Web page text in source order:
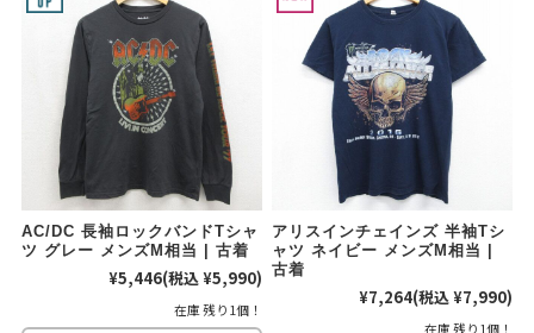
AC/DC 長袖ロックバンドTシャ
ツ グレー メンズM相当 | 古着
¥5,446(税込 ¥5,990)
在庫 残り1個！
アリスインチェインズ 半袖Tシ
ャツ ネイビー メンズM相当 |
古着
¥7,264(税込 ¥7,990)
在庫 残り1個！